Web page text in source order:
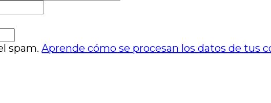
spam.Aprende cómo se procesan los datos de tus